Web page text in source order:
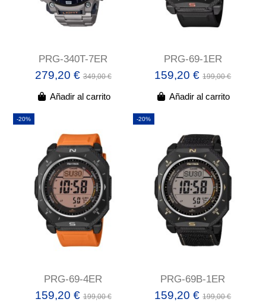
PRG-340T-7ER
279,20 €349,00 €
Añadir al carrito
PRG-69-1ER
159,20 €199,00 €
Añadir al carrito
-20%
PRG-69-4ER
159,20 €199,00 €
-20%
PRG-69B-1ER
159,20 €199,00 €